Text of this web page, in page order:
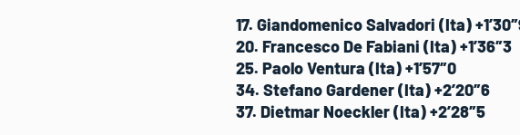
17. Giandomenico Salvadori (Ita)
20. Francesco De Fabiani (Ita) +1’36″3
25. Paolo Ventura (Ita) +1’57″0
34. Stefano Gardener (Ita) +2’20″6
37. Dietmar Noeckler (Ita) +2’28″5